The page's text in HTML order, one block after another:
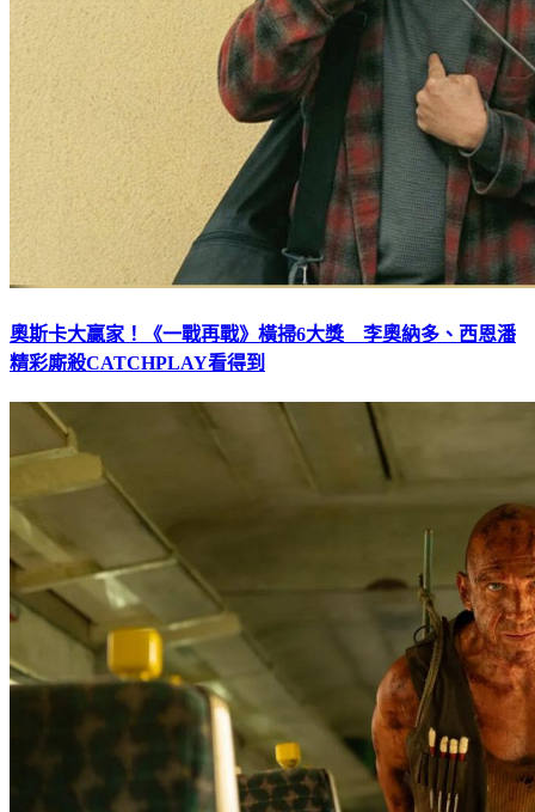
奧斯卡大贏家！《一戰再戰》橫掃6大獎 李奧納多、西恩潘
精彩廝殺CATCHPLAY看得到